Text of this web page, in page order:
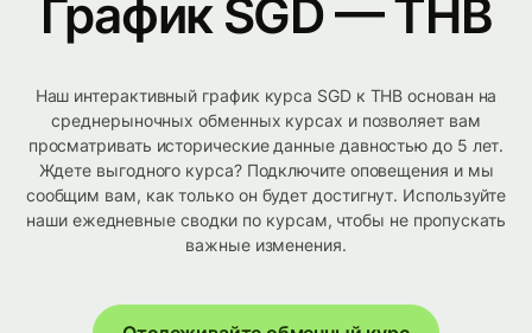
График SGD — THB
Наш интерактивный график курса SGD к THB основан на
среднерыночных обменных курсах и позволяет вам
просматривать исторические данные давностью до 5 лет.
Ждете выгодного курса? Подключите оповещения и мы
сообщим вам, как только он будет достигнут. Используйте
наши ежедневные сводки по курсам, чтобы не пропускать
важные изменения.